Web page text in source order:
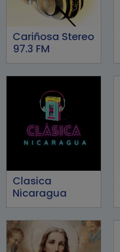
Cariñosa Stereo
97.3 FM
Clasica
Nicaragua